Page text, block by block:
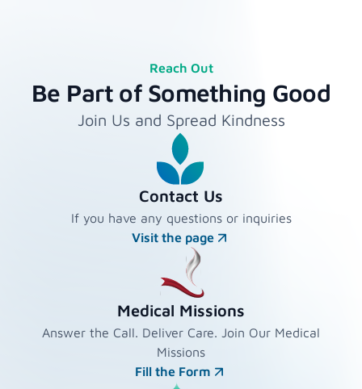
Reach Out
Be Part of Something Good
Join Us and Spread Kindness
Contact Us
If you have any questions or inquiries
Visit the page
Medical Missions
Answer the Call. Deliver Care. Join Our Medical
Missions
Fill the Form